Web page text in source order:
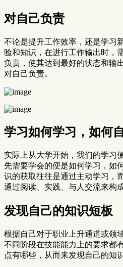
对自己负责
不论是提升工作效率，还是学习
验和知识，在进行工作输出时，
负责，使其达到最好的状态和输
对自己负责。
学习如何学习，如何
实际上从大学开始，我们的学习
先需要学会的便是如何学习，如
识的获取往往是通过主动学习，
通过阅读、实践、与人交流来构
发现自己的知识短板
根据自己对于职业上升通道或领
不同阶段在技能能力上的要求都
点有哪些，从而来发现自己的知